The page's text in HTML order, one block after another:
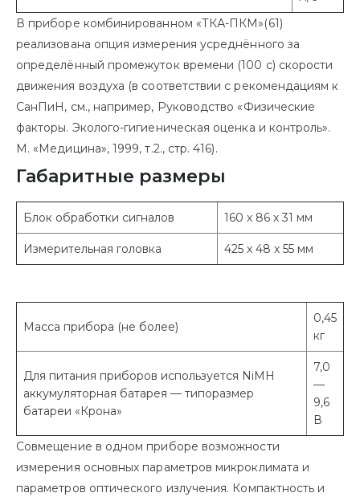
В приборе комбинированном «ТКА-ПКМ»(61)
реализована опция измерения усреднённого за
определённый промежуток времени (100 с) скорости
движения воздуха (в соответствии с рекомендациям к
СанПиН, см., например, Руководство «Физические
факторы. Эколого-гигиеническая оценка и контроль».
М. «Медицина», 1999, т.2., стр. 416).
Габаритные размеры
Блок обработки сигналов 160 х 86 х 31 мм
Измерительная головка 425 х 48 х 55 мм
Масса прибора (не более)
0,45
кг
Для питания приборов используется NiMH
аккумуляторная батарея — типоразмер
батареи «Крона»
7,0
—
9,6
В
Совмещение в одном приборе возможности
измерения основных параметров микроклимата и
параметров оптического излучения. Компактность и